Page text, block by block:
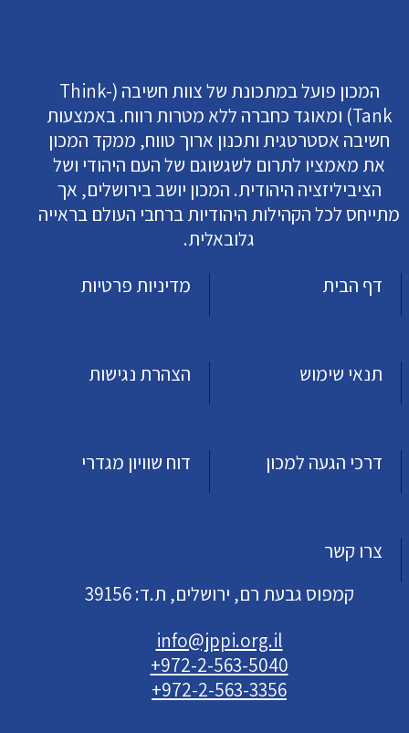
המכון פועל במתכונת של צוות חשיבה (Think-
Tank) ומאוגד כחברה ללא מטרות רווח. באמצעות
חשיבה אסטרטגית ותכנון ארוך טווח, ממקד המכון
את מאמציו לתרום לשגשוגם של העם היהודי ושל
הציביליזציה היהודית. המכון יושב בירושלים, אך
מתייחס לכל הקהילות היהודיות ברחבי העולם בראייה
גלובאלית.
דף הבית
מדיניות פרטיות
תנאי שימוש הצהרת נגישות
דרכי הגעה למכון דוח שוויון מגדרי
צרו קשר
קמפוס גבעת רם, ירושלים, ת.ד: 39156
info@jppi.org.il
+972-2-563-5040
+972-2-563-3356